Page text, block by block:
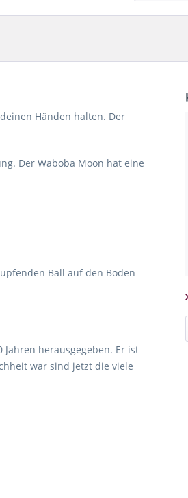
Händen halten. Der
Der Waboba Moon hat eine
Ball auf den Boden
herausgegeben. Er ist
war sind jetzt die viele